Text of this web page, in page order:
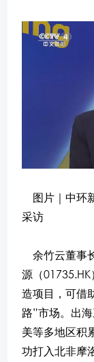
图片｜中环
采访
余竹云董事
源（
造项目，可借
路”市场。出
美等多地区积
功打入北非摩